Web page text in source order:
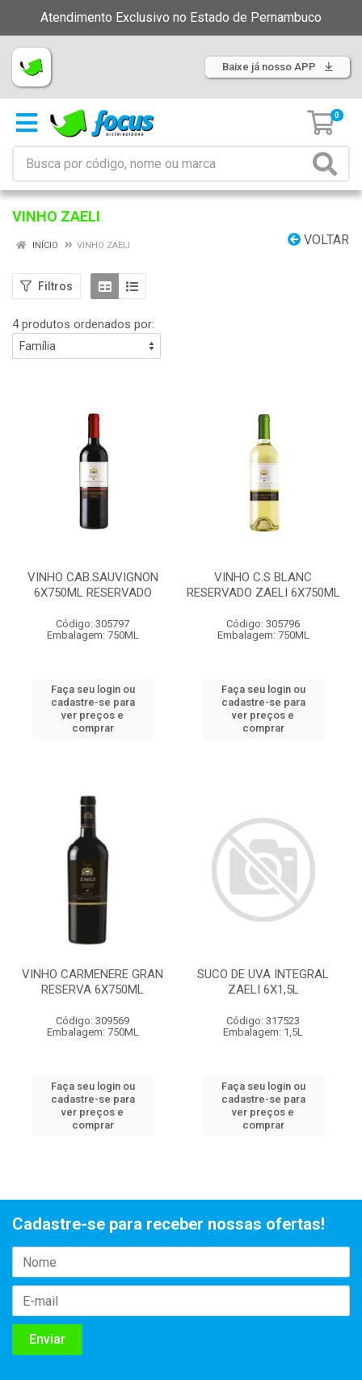
Atendimento Exclusivo no Estado de Pernambuco
Baixe já nosso APP
0
VINHO ZAELI
VOLTAR
INÍCIO VINHO ZAELI
Filtros
4 produtos ordenados por:
VINHO CAB.SAUVIGNON
6X750ML RESERVADO
Código: 305797
Embalagem: 750ML
Faça seu login ou
cadastre-se para
ver preços e
comprar
VINHO C.S BLANC
RESERVADO ZAELI 6X750ML
Código: 305796
Embalagem: 750ML
Faça seu login ou
cadastre-se para
ver preços e
comprar
VINHO CARMENERE GRAN
RESERVA 6X750ML
Código: 309569
Embalagem: 750ML
Faça seu login ou
cadastre-se para
ver preços e
comprar
SUCO DE UVA INTEGRAL
ZAELI 6X1,5L
Código: 317523
Embalagem: 1,5L
Faça seu login ou
cadastre-se para
ver preços e
comprar
Cadastre-se para receber nossas ofertas!